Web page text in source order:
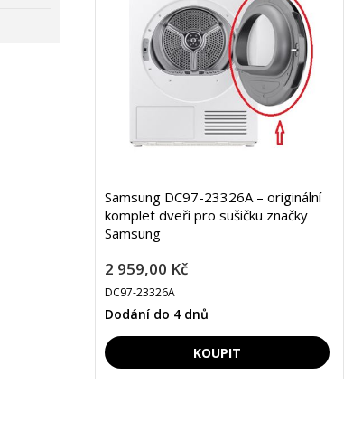
Samsung DC97-23326A – originální
komplet dveří pro sušičku značky
Samsung
2 959,00 Kč
DC97-23326A
Dodání do 4 dnů